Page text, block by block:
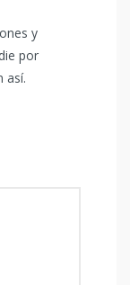
y
por
así.